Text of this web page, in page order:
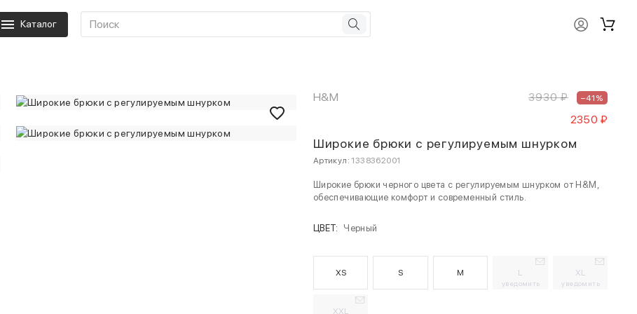
Каталог
H&M 3930 ₽ –41%
2350 ₽
Широкие брюки с регулируемым шнурком
Артикул: 1338362001
Широкие брюки черного цвета с регулируемым шнурком от H&M,
обеспечивающие комфорт и современный стиль.
ЦВЕТ: Черный
XS S M L
уведомить
XL
уведомить
XXL